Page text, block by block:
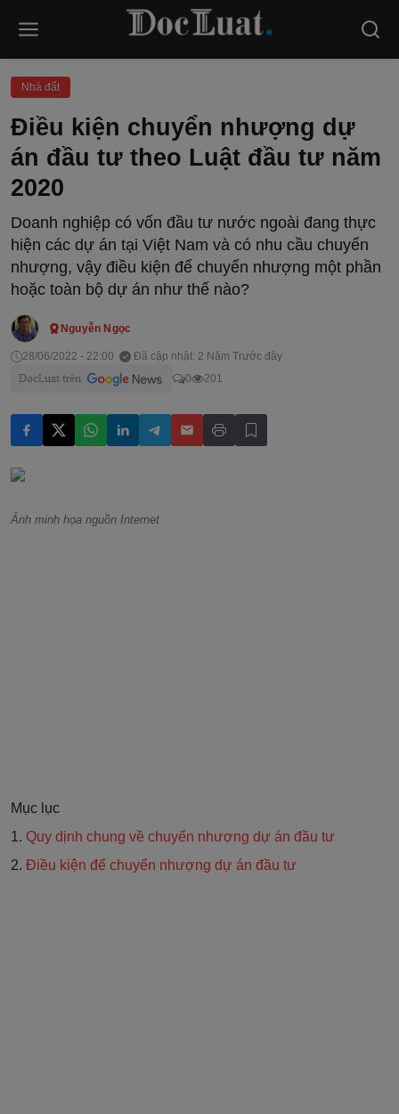
Nhà đất
Điều kiện chuyển nhượng dự
án đầu tư theo Luật đầu tư năm
2020
Doanh nghiệp có vốn đầu tư nước ngoài đang thực
hiện các dự án tại Việt Nam và có nhu cầu chuyển
nhượng, vậy điều kiện để chuyển nhượng một phần
hoặc toàn bộ dự án như thế nào?
Nguyễn Ngọc
28/06/2022 - 22:00
Đã cập nhật: 2 Năm Trước đây
0
201
Ảnh minh họa nguồn Internet
Mục lục
1. Quy dịnh chung về chuyển nhượng dự án đầu tư
2. Điều kiện để chuyển nhượng dự án đầu tư